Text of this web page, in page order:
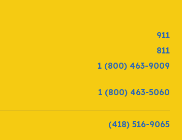
911
811
1 (800) 463-9009
1 (800) 463-5060
(418) 516-9065